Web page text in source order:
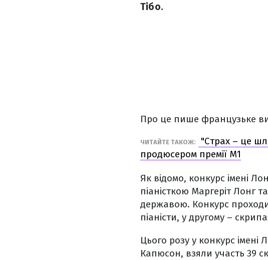
Тібо.
Про це пише французьке
ЧИТАЙТЕ ТАКОЖ:
"Страх – це
продюсером премії M1
Як відомо, конкурс імені
піаністкою Маргеріт Лонг
державою. Конкурс
піаністи, у другому –
Цього розу у конкурс
Капюсон, взяли участь 39